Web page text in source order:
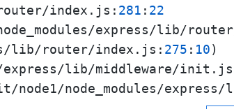
index.
js : 281 : 22
express/lib/
lib/router/index. js : 275 : 10)
express/lib/middleware/init. js
node1/node_modules/